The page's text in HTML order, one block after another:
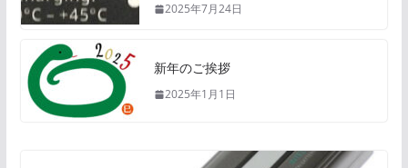
2025年7月24日
新年のご挨拶
2025年1月1日